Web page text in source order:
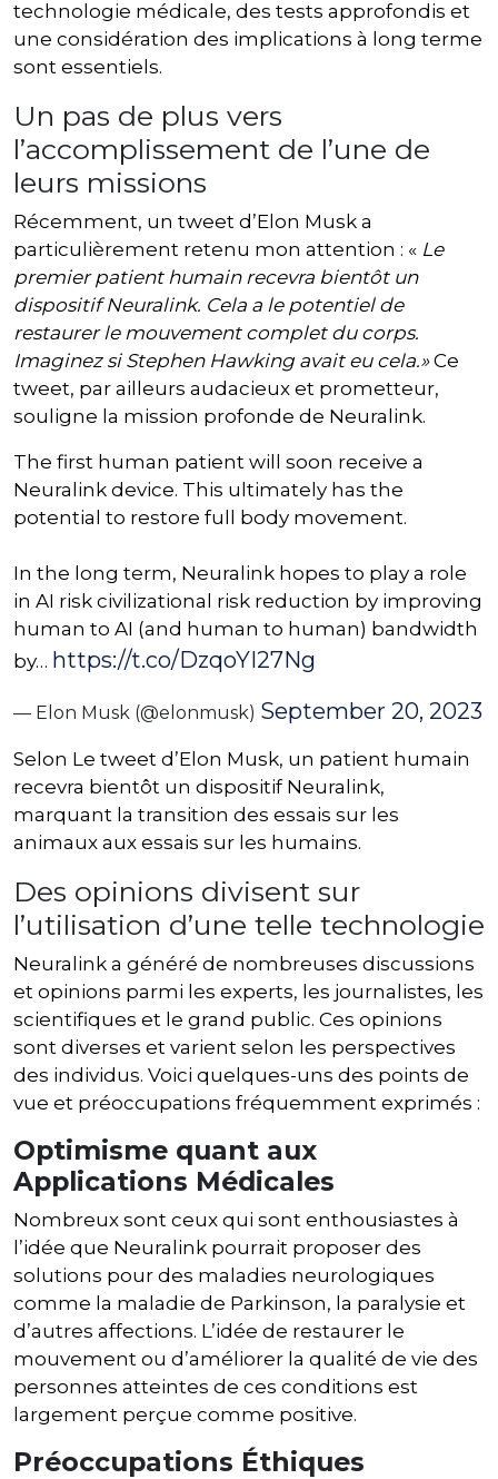
technologie médicale, des tests approfondis et
une considération des implications à long terme
sont essentiels.
Un pas de plus vers
l’accomplissement de l’une de
leurs missions
Récemment, un tweet d’Elon Musk a
particulièrement retenu mon attention : « Le
premier patient humain recevra bientôt un
dispositif Neuralink. Cela a le potentiel de
restaurer le mouvement complet du corps.
Imaginez si Stephen Hawking avait eu cela.»Ce
tweet, par ailleurs audacieux et prometteur,
souligne la mission profonde de Neuralink.
The first human patient will soon receive a
Neuralink device. This ultimately has the
potential to restore full body movement.
In the long term, Neuralink hopes to play a role
in AI risk civilizational risk reduction by improving
human to AI (and human to human) bandwidth
by… https://t.co/DzqoYI27Ng
— Elon Musk (@elonmusk) September 20, 2023
Selon Le tweet d’Elon Musk, un patient humain
recevra bientôt un dispositif Neuralink,
marquant la transition des essais sur les
animaux aux essais sur les humains.
Des opinions divisent sur
l’utilisation d’une telle technologie
Neuralink a généré de nombreuses discussions
et opinions parmi les experts, les journalistes, les
scientifiques et le grand public. Ces opinions
sont diverses et varient selon les perspectives
des individus. Voici quelques-uns des points de
vue et préoccupations fréquemment exprimés :
Optimisme quant aux
Applications Médicales
Nombreux sont ceux qui sont enthousiastes à
l’idée que Neuralink pourrait proposer des
solutions pour des maladies neurologiques
comme la maladie de Parkinson, la paralysie et
d’autres affections. L’idée de restaurer le
mouvement ou d’améliorer la qualité de vie des
personnes atteintes de ces conditions est
largement perçue comme positive.
Préoccupations Éthiques